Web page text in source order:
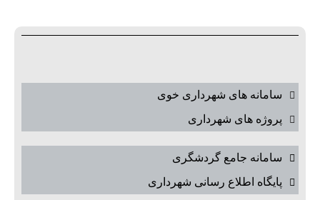
سامانه های شهرداری خوی
پروژه های شهرداری
سامانه جامع گردشگری
پایگاه اطلاع رسانی شهرداری